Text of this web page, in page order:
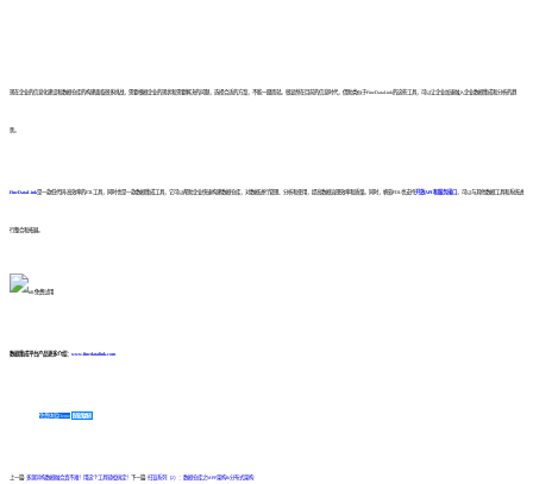
现在企业的信息化建设和数据仓库的构建面临很多挑战，需要根据企业的现状和需要解决的问题，选择合适的方案，不能一蹴而就。 很显然在目前的信息时代，借助类似于FineDataLink的这些工具，可以让企业加速融入企业数据集成和分析的趋
势。
FineDataLink 是一款低代码/高效率的ETL工具 ，同时也是一款数据集成工具 ，它可以帮助企业快速构建数据仓库，对数据进行管理、分析和使用，提高数据治理效率和质量。同时，帆软FDL也支持开放API和服务接口 ，可以与其他数据工具和系统进
行整合和拓展。
数据集成平台产品更多介绍： www.finedatalink.com
免费体验Demo 咨询方案
上一篇: 多源异构数据融合真不难！用这个工具轻松搞定！ 下一篇: 扫盲系列（2）：数据仓库之MPP架构&分布式架构